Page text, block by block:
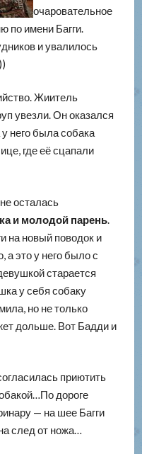
очаровательное
по имени Багги.
и увалилось
Жиитель
увезли. Он оказался
него была собака
где её сцапали
осталась
и молодой парень.
на новый поводок и
а это у него было с
старается
у себя собаку
но не только
дольше. Вот Бадди и
приютить
дороге
— на шее Багги
след от ножа…